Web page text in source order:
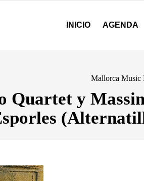
INICIO AGENDA
Mallorca Music
Quartet y